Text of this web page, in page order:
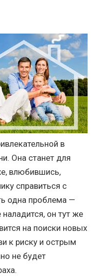
в
Она станет для
влюбившись,
справиться с
одна проблема —
он тут же
на поиски новых
к риску и острым
не будет